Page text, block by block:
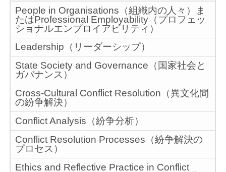
People in Organisations（組織内の人々）ま
たはProfessional Employability（プロフェッ
ショナルエンプロイアビリティ）
Leadership（リーダーシップ）
State Society and Governance（国家社会と
ガバナンス）
Cross-Cultural Conflict Resolution（異文化間
の紛争解決）
Conflict Analysis（紛争分析）
Conflict Resolution Processes（紛争解決の
プロセス）
Ethics and Reflective Practice in Conflict